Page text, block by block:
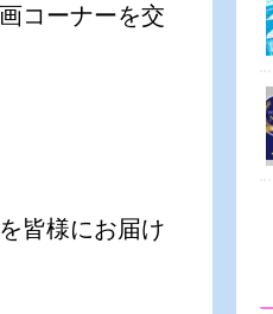
コーナーを交
皆様にお届け